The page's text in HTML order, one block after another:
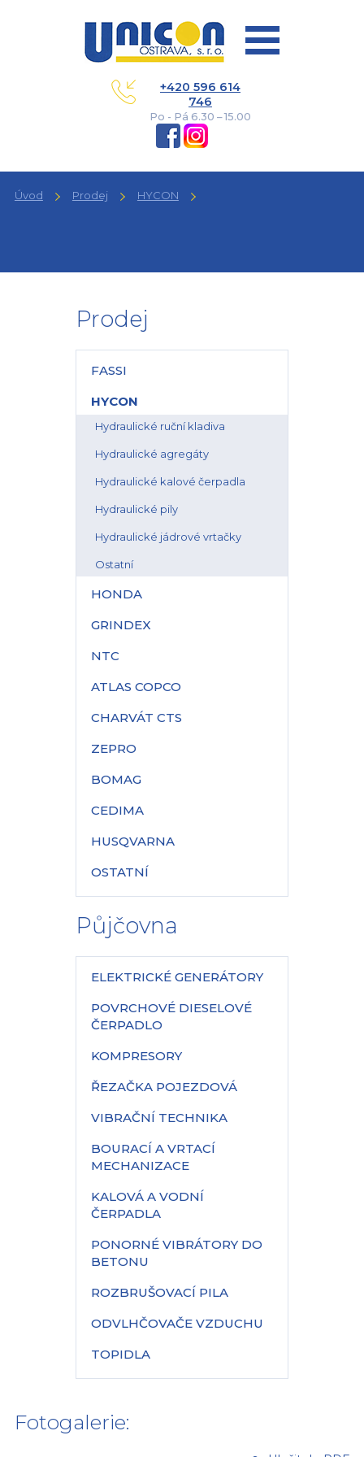
+420 596 614
746
Po - Pá 6.30 – 15.00
Úvod Prodej HYCON
Prodej
FASSI
HYCON
Hydraulické ruční kladiva
Hydraulické agregáty
Hydraulické kalové čerpadla
Hydraulické pily
Hydraulické jádrové vrtačky
Ostatní
HONDA
GRINDEX
NTC
ATLAS COPCO
CHARVÁT CTS
ZEPRO
BOMAG
CEDIMA
HUSQVARNA
OSTATNÍ
Půjčovna
ELEKTRICKÉ GENERÁTORY
POVRCHOVÉ DIESELOVÉ
ČERPADLO
KOMPRESORY
ŘEZAČKA POJEZDOVÁ
VIBRAČNÍ TECHNIKA
BOURACÍ A VRTACÍ
MECHANIZACE
KALOVÁ A VODNÍ
ČERPADLA
PONORNÉ VIBRÁTORY DO
BETONU
ROZBRUŠOVACÍ PILA
ODVLHČOVAČE VZDUCHU
TOPIDLA
Fotogalerie: